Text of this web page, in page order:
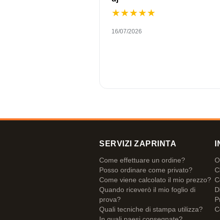
★★★★★
16/07/2026
SERVIZI ZAPRINTA
Come effettuare un ordine?
Posso ordinare come privato?
Come viene calcolato il mio prezzo?
Quando riceverò il mio foglio di
prova?
Quali tecniche di stampa utilizza?